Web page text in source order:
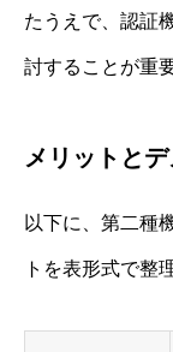
たうえで、認証
討することが重
メリットと
以下に、第二種
トを表形式で整